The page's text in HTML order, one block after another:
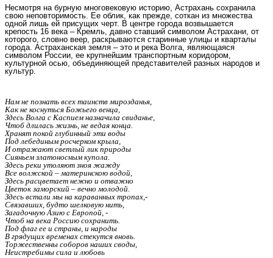
Несмотря на бурную многовековую историю, Астрахань сохранила
свою неповторимость. Ее облик, как прежде, соткан из множества
одной лишь ей присущих черт. В центре города возвышается
крепость 16 века – Кремль, давно ставший символом Астрахани, от
которого, словно веер, раскрываются старинные улицы и кварталы
города. Астраханская земля – это и река Волга, являющаяся
символом России, ее крупнейшим транспортным коридором,
культурной осью, объединяющей представителей разных народов и
культур.
Нам не познать всех таинств мирозданья,
Как не коснуться Божьего венца,
Здесь Волга с Каспием назначила свиданье,
Чтоб длилась жизнь, не ведая конца.
Хранят покой глубинный эти воды
Под лебединым росчерком крыла,
И отражают светлый лик природы
Сияньем златоносным купола.
Здесь реки утоляют зноя жажду
Все волжской – материнскою водой,
Здесь расцветает нежно и отважно
Цветок заморский – вечно молодой.
Здесь встали мы на караванных тропах,-
Связавших, будто шелковую нить,
Загадочную Азию с Европой, -
Чтоб на века Россию сохранить.
Под флаг ее и страны, и народы
В грядущих временах стекутся вновь.
Торжественны соборов наших своды,
Неистребимы сила и любовь